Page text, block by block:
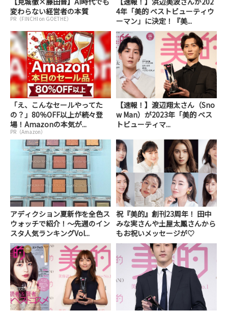
変わらない経営者の本質
PR（FINCHI on GOETHE）
4年「美的 ベストビューティウ
ーマン」に決定！『美...
「え、こんなセールやってた
の？」80％OFF以上が続々登
場！Amazonの本気が...
PR（Amazon）
【速報！】渡辺翔太さん（Sno
w Man）が2023年「美的 ベス
トビューティマ...
アディクション夏新作を全色ス
ウォッチで紹介！～先週のイン
スタ人気ランキングVol...
祝『美的』創刊23周年！ 田中
みな実さんや土屋太鳳さんから
もお祝いメッセージが♡